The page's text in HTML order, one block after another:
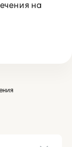
на